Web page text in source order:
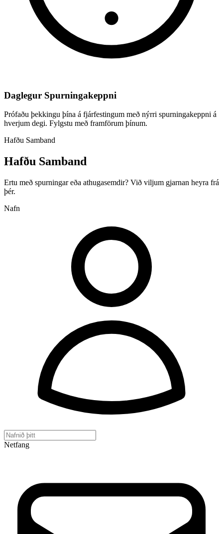
Daglegur Spurningakeppni
Prófaðu þekkingu þína á fjárfestingum með nýrri spurningakeppni á
hverjum degi. Fylgstu með framförum þínum.
Hafðu Samband
Hafðu Samband
Ertu með spurningar eða athugasemdir? Við viljum gjarnan heyra frá
þér.
Nafn
Netfang